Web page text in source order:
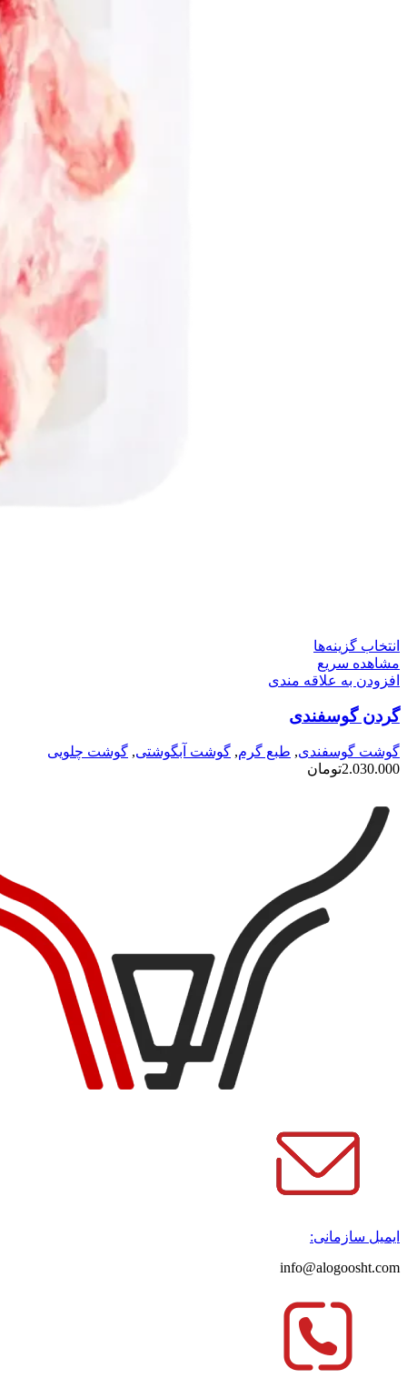
انتخاب گزینه‌ها
دارای
مختلفی
باشد.
گزینه
انتخاب
شوند
مشاهده سریع
افزودن به علاقه مندی
گردن گوسفندی
گوشت گوسفندی, طبع گرم, گوشت آبگوشتی, گوشت چلویی
2.030.000تومان
ایمیل سازمانی:
info@alogoosht.com